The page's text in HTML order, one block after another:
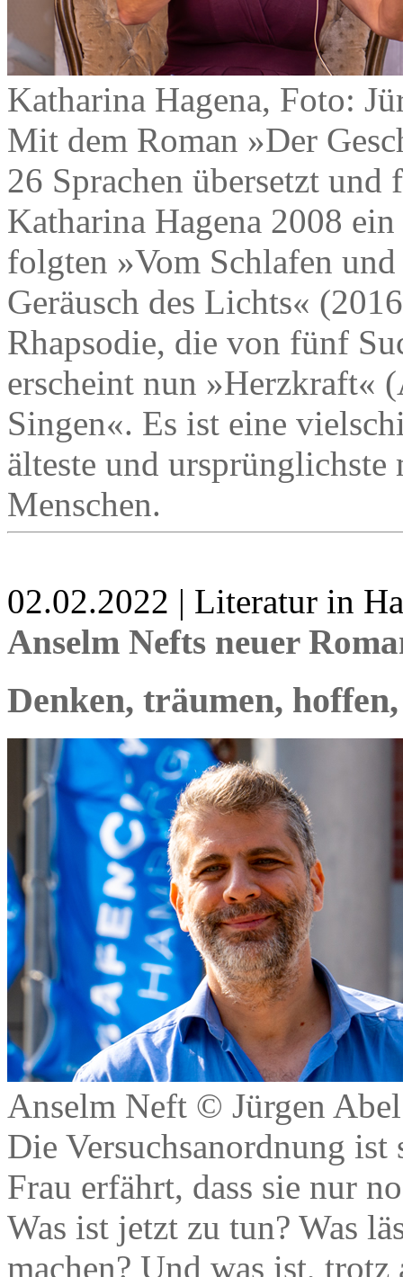
Katharina Hagena, Foto:
Mit dem Roman »Der
26 Sprachen übersetzt
Katharina Hagena 2008
folgten »Vom Schlafen
Geräusch des Lichts«
Rhapsodie, die von fünf
erscheint nun »Herzkraft«
Singen«. Es ist eine
älteste und
Menschen.
02.02.2022 | Literatur in
Anselm Nefts neuer
Denken, träumen,
Anselm Neft © Jürgen Abel
Die Versuchsanordnung
Frau erfährt, dass sie nur
Was ist jetzt zu tun? Was
machen? Und was ist,